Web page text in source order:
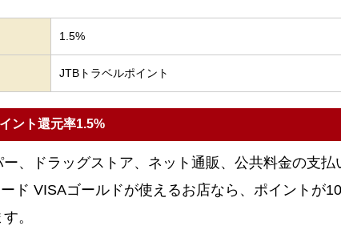
1.5%
JTBトラベルポイント
ント還元率1.5%
、ドラッグストア、ネット通販、公共料金の支払
ド VISAゴールドが使えるお店なら、ポイントが
。